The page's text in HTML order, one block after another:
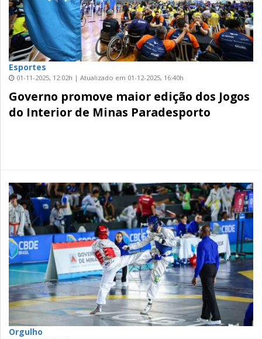
Esportes
01-11-2025, 12:02h | Atualizado em 01-12-2025, 16:40h
Governo promove maior edição dos Jogos
do Interior de Minas Paradesporto
Orgulho